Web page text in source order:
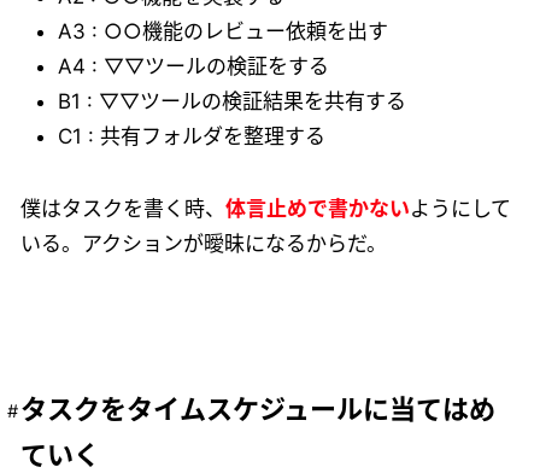
A3 : ○○機能のレビュー依頼を出す
A4 : ▽▽ツールの検証をする
B1 : ▽▽ツールの検証結果を共有する
C1 : 共有フォルダを整理する
僕はタスクを書く時、 体言止めで書かないようにして
いる。アクションが曖昧になるからだ。
タスクをタイムスケジュールに当てはめ
ていく